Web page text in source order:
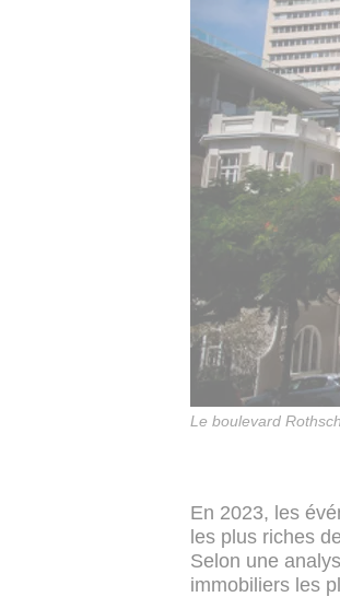
Le boulevard
En 2023, les
les plus riches
Selon une
immobiliers les